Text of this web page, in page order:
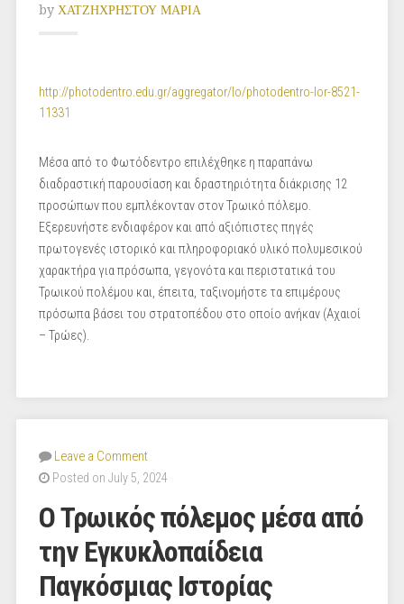
by ΧΑΤΖΗΧΡΗΣΤΟΥ ΜΑΡΙΑ
http://photodentro.edu.gr/aggregator/lo/photodentro-lor-8521-
11331
Μέσα από το Φωτόδεντρο επιλέχθηκε η παραπάνω
διαδραστική παρουσίαση και δραστηριότητα διάκρισης 12
προσώπων που εμπλέκονταν στον Τρωικό πόλεμο.
Εξερευνήστε ενδιαφέρον και από αξιόπιστες πηγές
πρωτογενές ιστορικό και πληροφοριακό υλικό πολυμεσικού
χαρακτήρα για πρόσωπα, γεγονότα και περιστατικά του
Τρωικού πολέμου και, έπειτα, ταξινομήστε τα επιμέρους
πρόσωπα βάσει του στρατοπέδου στο οποίο ανήκαν (Αχαιοί
– Τρώες).
Leave a Comment
Posted on July 5, 2024
Ο Τρωικός πόλεμος μέσα από
την Εγκυκλοπαίδεια
Παγκόσμιας Ιστορίας